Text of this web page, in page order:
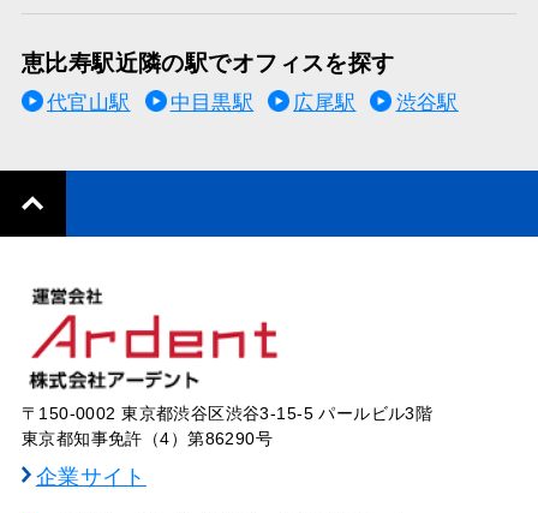
恵比寿駅近隣の駅でオフィスを探す
代官山駅 中目黒駅 広尾駅 渋谷駅
〒150-0002 東京都渋谷区渋谷3-15-5 パールビル3階
東京都知事免許（4）第86290号
企業サイト